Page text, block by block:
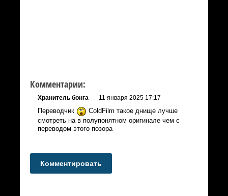
Комментарии:
Хранитель бонга 11 января 2025 17:17
Переводчик
ColdFilm такое днище лучше
смотреть на в полупонятном оригинале чем с
переводом этого позора
Комментировать